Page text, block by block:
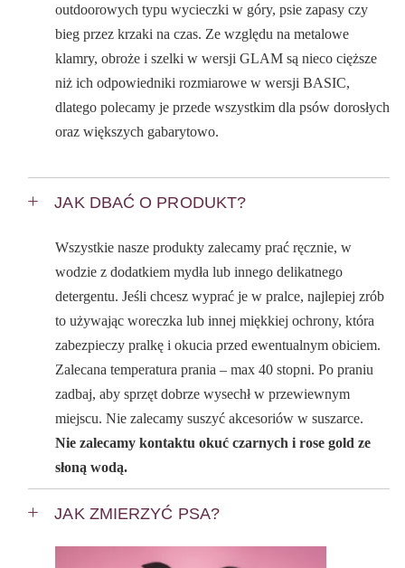
outdoorowych typu wycieczki w góry, psie zapasy czy
bieg przez krzaki na czas. Ze względu na metalowe
klamry, obroże i szelki w wersji GLAM są nieco cięższe
niż ich odpowiedniki rozmiarowe w wersji BASIC,
dlatego polecamy je przede wszystkim dla psów dorosłych
oraz większych gabarytowo.
JAK DBAĆ O PRODUKT?
Wszystkie nasze produkty zalecamy prać ręcznie, w
wodzie z dodatkiem mydła lub innego delikatnego
detergentu. Jeśli chcesz wyprać je w pralce, najlepiej zrób
to używając woreczka lub innej miękkiej ochrony, która
zabezpieczy pralkę i okucia przed ewentualnym obiciem.
Zalecana temperatura prania – max 40 stopni. Po praniu
zadbaj, aby sprzęt dobrze wysechł w przewiewnym
miejscu. Nie zalecamy suszyć akcesoriów w suszarce.
Nie zalecamy kontaktu okuć czarnych i rose gold ze
słoną wodą.
JAK ZMIERZYĆ PSA?